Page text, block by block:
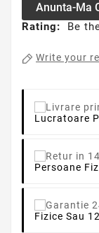
Anunta-Ma
Rating: Be
Write your
Lucratoare
Persoane
Fizice Sau